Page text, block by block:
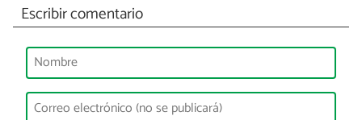
Escribir comentario